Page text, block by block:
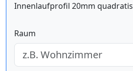
Innenlaufprofil 20mm
Raum